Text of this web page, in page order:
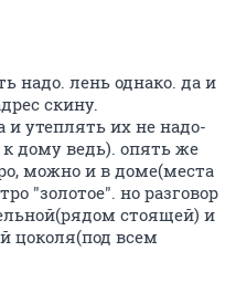
надо. лень однако. да и
скину.
и утеплять их не надо-
к дому ведь). опять же
можно и в доме(места
"золотое". но разговор
стоящей) и
цоколя(под всем